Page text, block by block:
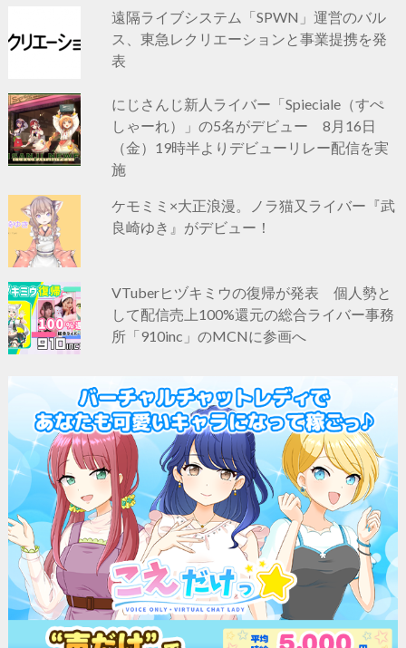
遠隔ライブシステム「SPWN」運営のバル
ス、東急レクリエーションと事業提携を発
表
にじさんじ新人ライバー「Spieciale（すぺ
しゃーれ）」の5名がデビュー 8月16日
（金）19時半よりデビューリレー配信を実
施
ケモミミ×大正浪漫。ノラ猫又ライバー『武
良崎ゆき』がデビュー！
VTuberヒヅキミウの復帰が発表 個人勢と
して配信売上100%還元の総合ライバー事務
所「910inc」のMCNに参画へ